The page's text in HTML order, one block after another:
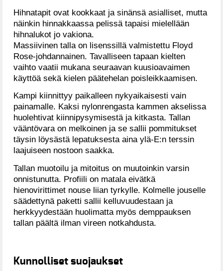
Hihnatapit ovat kookkaat ja sinänsä asialliset, mutta
näinkin hinnakkaassa pelissä tapaisi mielellään
hihnalukot jo vakiona.
Massiivinen talla on lisenssillä valmistettu Floyd
Rose-johdannainen. Tavalliseen tapaan kielten
vaihto vaatii mukana seuraavan kuusioavaimen
käyttöä sekä kielen päätehelan poisleikkaamisen.
Kampi kiinnittyy paikalleen nykyaikaisesti vain
painamalle. Kaksi nylonrengasta kammen akselissa
huolehtivat kiinnipysymisestä ja kitkasta. Tallan
vääntövara on melkoinen ja se sallii pommitukset
täysin löysästä lepatuksesta aina ylä-E:n terssin
laajuiseen nostoon saakka.
Tallan muotoilu ja mitoitus on muutoinkin varsin
onnistunutta. Profiili on matala eivätkä
hienovirittimet nouse liian tyrkylle. Kolmelle jouselle
säädettynä paketti sallii kelluvuudestaan ja
herkkyydestään huolimatta myös demppauksen
tallan päältä ilman vireen notkahdusta.
Kunnolliset suojaukset